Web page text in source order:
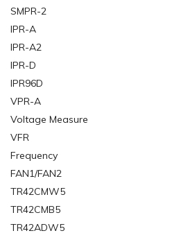
SMPR-2
IPR-A
IPR-A2
IPR-D
IPR96D
VPR-A
Voltage Measure
VFR
Frequency
FAN1/FAN2
TR42CMW5
TR42CMB5
TR42ADW5